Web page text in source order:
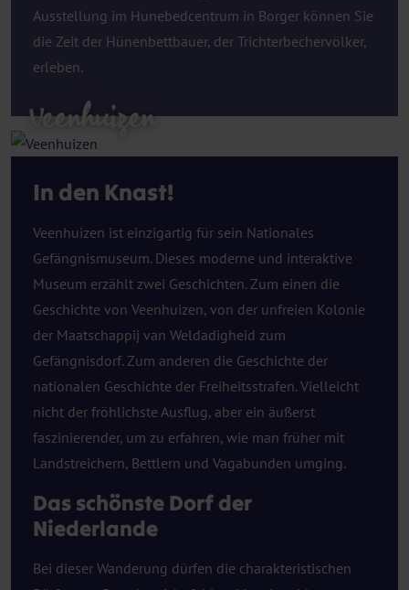
Ausstellung im Hunebedcentrum in Borger können Sie
die Zeit der Hünenbettbauer, der Trichterbechervölker,
erleben.
In den Knast!
Veenhuizen ist einzigartig für sein Nationales
Gefängnismuseum. Dieses moderne und interaktive
Museum erzählt zwei Geschichten. Zum einen die
Geschichte von Veenhuizen, von der unfreien Kolonie
der Maatschappij van Weldadigheid zum
Gefängnisdorf. Zum anderen die Geschichte der
nationalen Geschichte der Freiheitsstrafen. Vielleicht
nicht der fröhlichste Ausflug, aber ein äußerst
faszinierender, um zu erfahren, wie man früher mit
Landstreichern, Bettlern und Vagabunden umging.
Das schönste Dorf der
Niederlande
Bei dieser Wanderung dürfen die charakteristischen
Veenhuizen